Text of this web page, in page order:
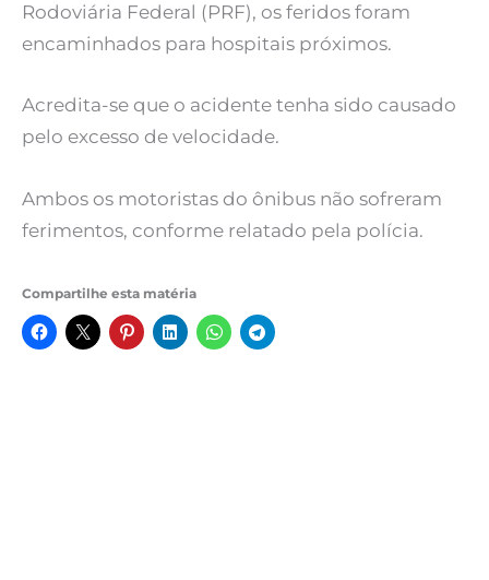
Rodoviária Federal (PRF), os feridos foram
encaminhados para hospitais próximos.
Acredita-se que o acidente tenha sido causado
pelo excesso de velocidade.
Ambos os motoristas do ônibus não sofreram
ferimentos, conforme relatado pela polícia.
Compartilhe esta matéria